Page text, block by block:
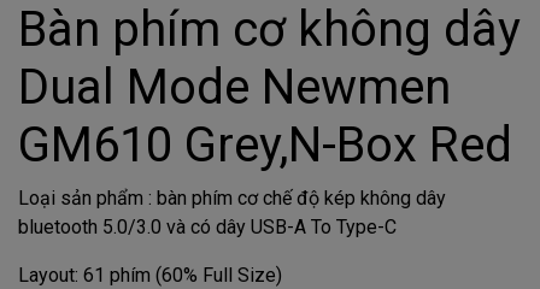
Bàn phím cơ không dây
Dual Mode Newmen
GM610 Grey,N-Box Red
Loại sản phẩm : bàn phím cơ chế độ kép không dây
bluetooth 5.0/3.0 và có dây USB-A To Type-C
Layout: 61 phím (60% Full Size)